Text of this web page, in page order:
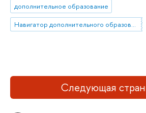
дополнительное образование
Навигатор дополнительного образования: маркетплейс ДПО
Следующая